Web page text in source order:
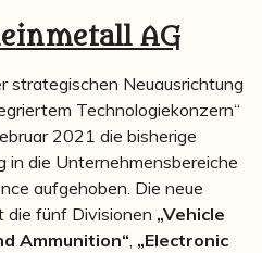
AG
strategischen Neuausrichtung
Technologiekonzern“
2021 die bisherige
in die Unternehmensbereiche
aufgehoben. Die neue
die fünf Divisionen „Vehicle
Ammunition“, „Electronic